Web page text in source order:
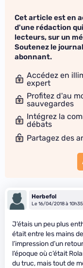
Cet article est en
d'une rédaction
lecteurs, sur un
Soutenez le
abonnant.
Accédez en
expert
Profitez d'au
sauvegardes
Intégrez la
débats
Partagez des
Herbefol
Le 16/04/2018 à 10h35
J’étais un peu plus
était entre les mains
l’impression d’un
l’époque où c’était
du truc, mais tout de